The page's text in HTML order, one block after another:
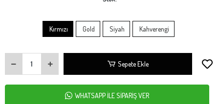
Kırmızı Gold Siyah Kahverengi
Sepete Ekle
WHATSAPP İLE SİPARİŞ VER